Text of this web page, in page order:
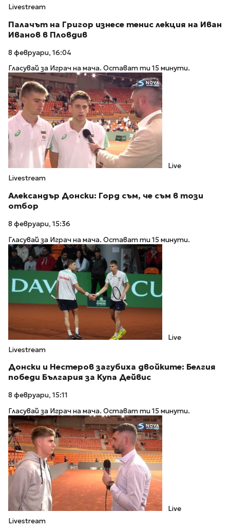
Livestream
Палачът на Григор изнесе тенис лекция на Иван
Иванов в Пловдив
8 февруари, 16:04
Гласувай за Играч на мача. Остават ти 15 минути.
Live
Livestream
Александър Донски: Горд съм, че съм в този
отбор
8 февруари, 15:36
Гласувай за Играч на мача. Остават ти 15 минути.
Live
Livestream
Донски и Нестеров загубиха двойките: Белгия
победи България за Купа Дейвис
8 февруари, 15:11
Гласувай за Играч на мача. Остават ти 15 минути.
Live
Livestream